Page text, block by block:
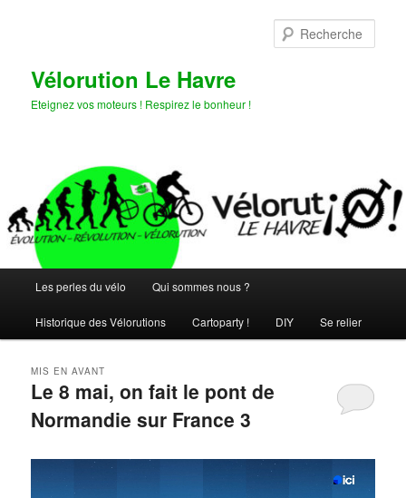
Vélorution Le Havre
Eteignez vos moteurs ! Respirez le bonheur !
principal
Les perles du vélo Qui sommes nous ?
Historique des Vélorutions Cartoparty ! DIY Se relier
Le 8 mai, on fait le pont de
Normandie sur France 3
MIS EN AVANT